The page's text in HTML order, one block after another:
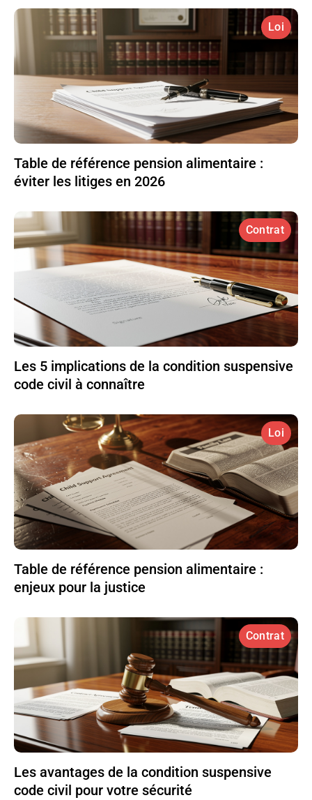
Loi
Table de référence pension alimentaire :
éviter les litiges en 2026
Contrat
Les 5 implications de la condition suspensive
code civil à connaître
Loi
Table de référence pension alimentaire :
enjeux pour la justice
Contrat
Les avantages de la condition suspensive
code civil pour votre sécurité